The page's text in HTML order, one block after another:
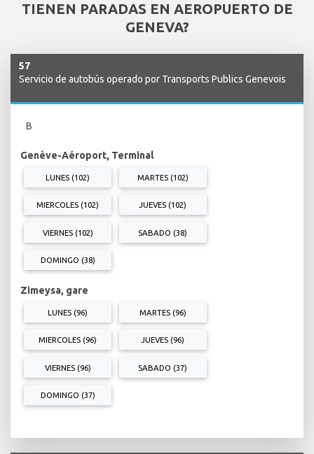
TIENEN PARADAS EN AEROPUERTO DE
GENEVA?
57
Servicio de autobús operado por Transports Publics Genevois
B
Genève-Aéroport, Terminal
LUNES (102) MARTES (102)
MIERCOLES (102) JUEVES (102)
VIERNES (102) SABADO (38)
DOMINGO (38)
Zimeysa, gare
LUNES (96) MARTES (96)
MIERCOLES (96) JUEVES (96)
VIERNES (96) SABADO (37)
DOMINGO (37)